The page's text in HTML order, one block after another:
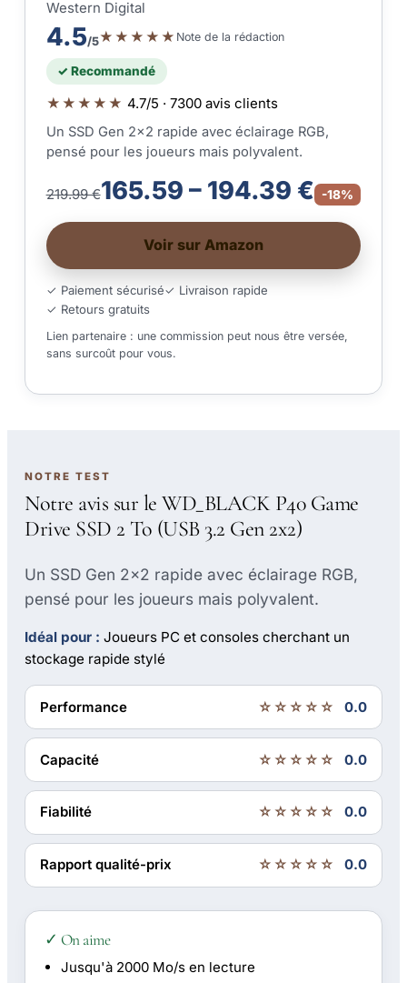
Western Digital
4.5/5★★★★★ Note de la rédaction
✓ Recommandé
★★★★★ 4.7/5 · 7300 avis clients
Un SSD Gen 2x2 rapide avec éclairage RGB,
pensé pour les joueurs mais polyvalent.
219.99 €165.59 – 194.39 € -18%
Voir sur Amazon
✓ Paiement sécurisé✓ Livraison rapide
✓ Retours gratuits
Lien partenaire : une commission peut nous être versée,
sans surcoût pour vous.
NOTRE TEST
Notre avis sur le WD_BLACK P40 Game
Drive SSD 2 To (USB 3.2 Gen 2x2)
Un SSD Gen 2x2 rapide avec éclairage RGB,
pensé pour les joueurs mais polyvalent.
Idéal pour : Joueurs PC et consoles cherchant un
stockage rapide stylé
Performance ☆☆☆☆☆ 0.0
Capacité ☆☆☆☆☆ 0.0
Fiabilité ☆☆☆☆☆ 0.0
Rapport qualité-prix ☆☆☆☆☆ 0.0
✓ On aime
Jusqu'à 2000 Mo/s en lecture